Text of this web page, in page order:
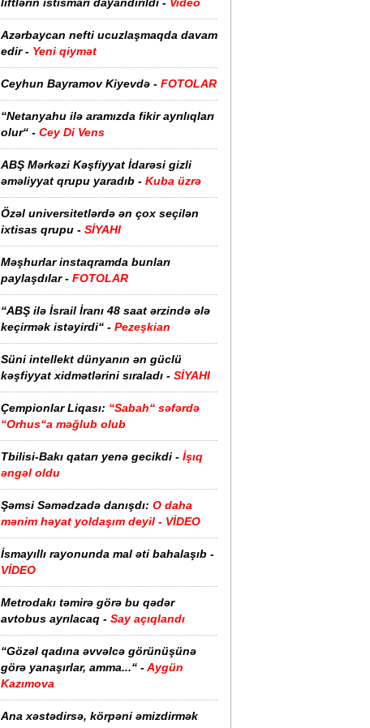
Azərbaycan nefti ucuzlaşmaqda davam
edir - Yeni qiymət
Ceyhun Bayramov Kiyevdə - FOTOLAR
“Netanyahu ilə aramızda fikir ayrılıqları
olur“ - Cey Di Vens
ABŞ Mərkəzi Kəşfiyyat İdarəsi gizli
əməliyyat qrupu yaradıb - Kuba üzrə
Özəl universitetlərdə ən çox seçilən
ixtisas qrupu - SİYAHI
Məşhurlar instaqramda bunları
paylaşdılar - FOTOLAR
“ABŞ ilə İsrail İranı 48 saat ərzində ələ
keçirmək istəyirdi“ - Pezeşkian
Süni intellekt dünyanın ən güclü
kəşfiyyat xidmətlərini sıraladı - SİYAHI
Çempionlar Liqası: “Sabah“ səfərdə
“Orhus“a məğlub olub
Tbilisi-Bakı qatarı yenə gecikdi - İşıq
əngəl oldu
Şəmsi Səmədzadə danışdı: O daha
mənim həyat yoldaşım deyil - VİDEO
İsmayıllı rayonunda mal əti bahalaşıb -
VİDEO
Metrodakı təmirə görə bu qədər
avtobus ayrılacaq - Say açıqlandı
“Gözəl qadına əvvəlcə görünüşünə
görə yanaşırlar, amma...“ -Aygün
Kazımova
Ana xəstədirsə, körpəni əmizdirmək